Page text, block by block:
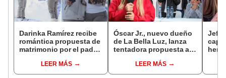
Darinka Ramírez recibe
romántica propuesta de
matrimonio por el padre
nervios, lágrimas y
muchísima felicidad"
LEER MÁS
Óscar Jr., nuevo dueño
de La Bella Luz, lanza
tentadora propuesta a
denuncia por
tocamientos: “Va a
LEER MÁS